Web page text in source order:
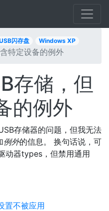
闪存盘 Windows XP
特定设备的例外
存储，但
的例外
存储器的问题，但我无法
例外的信息。 换句话说，可
动器types，但禁用通用
置不被应用